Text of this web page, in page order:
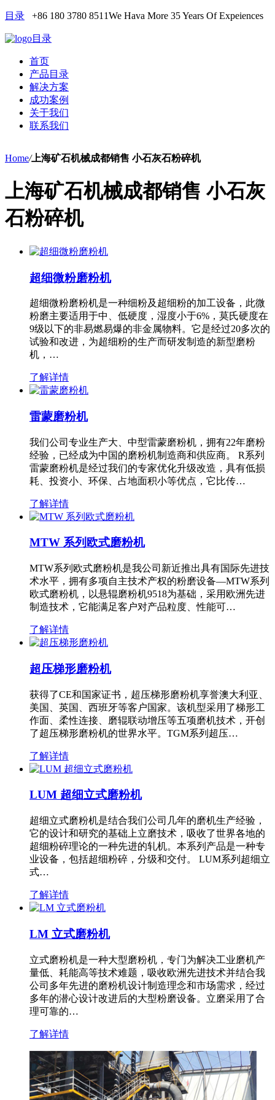
目录 +86 180 3780 8511We Hava More 35 Years Of Expeiences
目录
首页
产品目录
解决方案
成功案例
关于我们
联系我们
Home/上海矿石机械成都销售 小石灰石粉碎机
上海矿石机械成都销售 小石灰
石粉碎机
超细微粉磨粉机
超细微粉磨粉机是一种细粉及超细粉的加工设备，此微
粉磨主要适用于中、低硬度，湿度小于6%，莫氏硬度在
9级以下的非易燃易爆的非金属物料。它是经过20多次的
试验和改进，为超细粉的生产而研发制造的新型磨粉
机，…
了解详情
雷蒙磨粉机
我们公司专业生产大、中型雷蒙磨粉机，拥有22年磨粉
经验，已经成为中国的磨粉机制造商和供应商。 R系列
雷蒙磨粉机是经过我们的专家优化升级改造，具有低损
耗、投资小、环保、占地面积小等优点，它比传…
了解详情
MTW 系列欧式磨粉机
MTW系列欧式磨粉机是我公司新近推出具有国际先进技
术水平，拥有多项自主技术产权的粉磨设备—MTW系列
欧式磨粉机，以悬辊磨粉机9518为基础，采用欧洲先进
制造技术，它能满足客户对产品粒度、性能可…
了解详情
超压梯形磨粉机
获得了CE和国家证书，超压梯形磨粉机享誉澳大利亚、
美国、英国、西班牙等客户国家。该机型采用了梯形工
作面、柔性连接、磨辊联动增压等五项磨机技术，开创
了超压梯形磨粉机的世界水平。TGM系列超压…
了解详情
LUM 超细立式磨粉机
超细立式磨粉机是结合我们公司几年的磨机生产经验，
它的设计和研究的基础上立磨技术，吸收了世界各地的
超细粉碎理论的一种先进的轧机。本系列产品是一种专
业设备，包括超细粉碎，分级和交付。 LUM系列超细立
式…
了解详情
LM 立式磨粉机
立式磨粉机是一种大型磨粉机，专门为解决工业磨机产
量低、耗能高等技术难题，吸收欧洲先进技术并结合我
公司多年先进的磨粉机设计制造理念和市场需求，经过
多年的潜心设计改进后的大型粉磨设备。立磨采用了合
理可靠的…
了解详情